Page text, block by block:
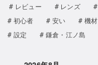
レビュー レンズ
初心者 安い 機材
設定 鎌倉・江ノ島